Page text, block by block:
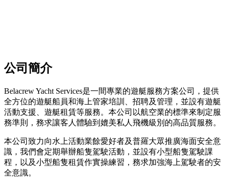
公司簡介
Belacrew Yacht Services是一間專業的遊艇服務方案公司，提供
全方位的遊艇船員和海上管家培訓、招聘及管理，並設有遊艇
活動支援、遊艇租賃等服務。本公司以航空業的標準來制定服
務準則，務求讓客人體驗到媲美私人飛機級別的高品質服務。
本公司致力向水上活動業餘愛好者及普羅大眾推廣海面安全意
識，我們會定期舉辦船隻駕駛活動，並設有小型船隻駕駛課
程，以及小型船隻租賃作實操練習，務求加強海上駕駛者的安
全意識。